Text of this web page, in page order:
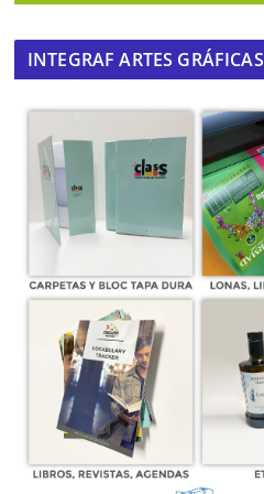
INTEGRAF ARTES GRÁFICAS